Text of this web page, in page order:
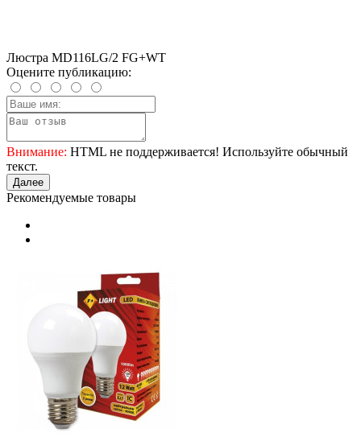
Люстра MD116LG/2 FG+WT
Оцените публикацию:
Внимание: HTML не поддерживается! Используйте обычный
текст.
Далее
Рекомендуемые товары